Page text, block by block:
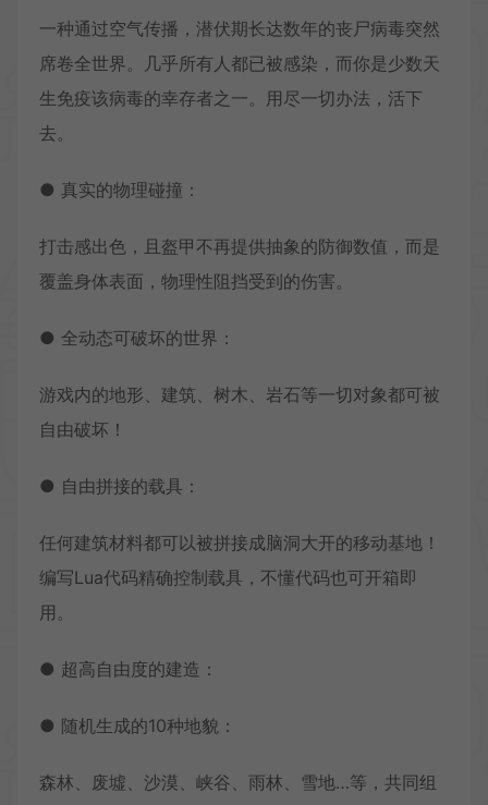
一种通过空气传播，潜伏期长达数年的丧尸病毒突然
席卷全世界。几乎所有人都已被感染，而你是少数天
生免疫该病毒的幸存者之一。用尽一切办法，活下
去。
● 真实的物理碰撞：
打击感出色，且盔甲不再提供抽象的防御数值，而是
覆盖身体表面，物理性阻挡受到的伤害。
● 全动态可破坏的世界：
游戏内的地形、建筑、树木、岩石等一切对象都可被
自由破坏！
● 自由拼接的载具：
任何建筑材料都可以被拼接成脑洞大开的移动基地！
编写Lua代码精确控制载具，不懂代码也可开箱即
用。
● 超高自由度的建造：
● 随机生成的10种地貌：
森林、废墟、沙漠、峡谷、雨林、雪地…等，共同组